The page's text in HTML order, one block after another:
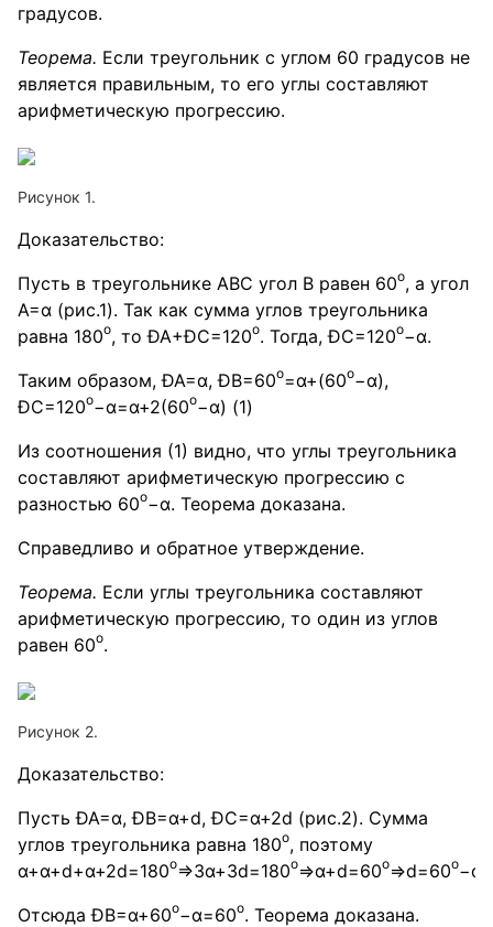
градусов.
Теорема. Если треугольник с углом 60 градусов не
является правильным, то его углы составляют
арифметическую прогрессию.
Рисунок 1.
Доказательство:
Пусть в треугольнике ABC угол B равен 60о, а угол
A=α (рис.1). Так как сумма углов треугольника
равна 180о, то ÐA+ÐC=120o. Тогда, ÐС=120o−α.
Таким образом, ÐA=α, ÐB=60o=α+(60o−α),
ÐC=120o−α=α+2(60o−α) (1)
Из соотношения (1) видно, что углы треугольника
составляют арифметическую прогрессию с
разностью 60o−α. Теорема доказана.
Справедливо и обратное утверждение.
Теорема. Если углы треугольника составляют
арифметическую прогрессию, то один из углов
равен 60о.
Рисунок 2.
Доказательство:
Пусть ÐA=α, ÐB=α+d, ÐC=α+2d (рис.2). Сумма
углов треугольника равна 180о, поэтому
α+α+d+α+2d=180o=>3α+3d=180o=>α+d=60o=>d=60o−α.
Отсюда ÐB=α+60o−α=60o. Теорема доказана.